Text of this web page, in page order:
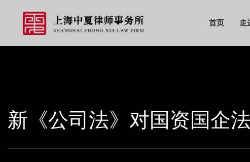
首页 走
新《公司法》对国资国企